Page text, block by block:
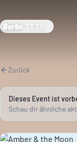
Berlin 13:29
Zurück
Dieses Event ist
Schau dir ähnliche